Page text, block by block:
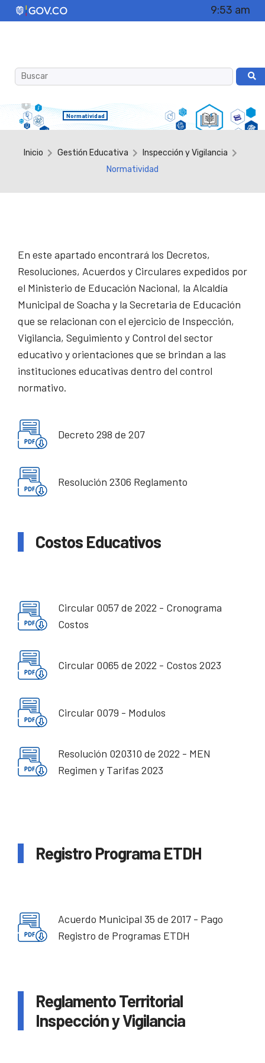
9:53 am
Normatividad
Inicio Gestión Educativa
Inspección y Vigilancia
Normatividad
En este apartado encontrará los Decretos,
Resoluciones, Acuerdos y Circulares expedidos por
el Ministerio de Educación Nacional, la Alcaldía
Municipal de Soacha y la Secretaria de Educación
que se relacionan con el ejercicio de Inspección,
Vigilancia, Seguimiento y Control del sector
educativo y orientaciones que se brindan a las
instituciones educativas dentro del control
normativo.
Decreto 298 de 207
Resolución 2306 Reglamento
Costos Educativos
Circular 0057 de 2022 - Cronograma
Costos
Circular 0065 de 2022 - Costos 2023
Circular 0079 - Modulos
Resolución 020310 de 2022 - MEN
Regimen y Tarifas 2023
Registro Programa ETDH
Acuerdo Municipal 35 de 2017 - Pago
Registro de Programas ETDH
Reglamento Territorial
Inspección y Vigilancia